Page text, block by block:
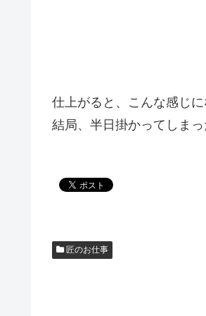
仕上がると、こんな感じに
結局、半日掛かってしまっ
匠のお仕事